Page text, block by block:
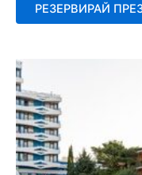
РЕЗЕРВИРАЙ ПРЕЗ